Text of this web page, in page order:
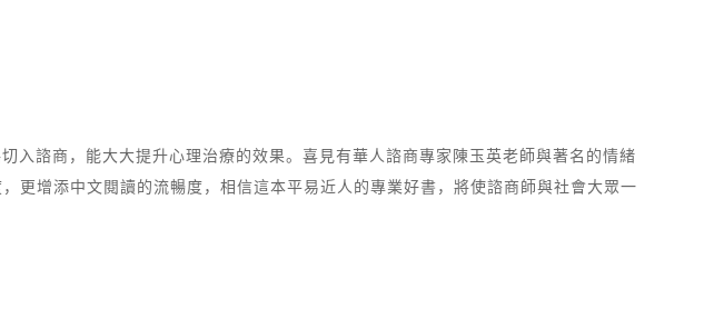
入諮商，能大大提升心理治療的效果。喜見有華人諮商專家陳玉英老師與著名的情緒
更增添中文閱讀的流暢度，相信這本平易近人的專業好書，將使諮商師與社會大眾一